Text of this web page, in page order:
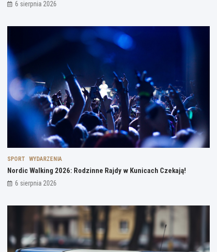
6 sierpnia 2026
SPORT WYDARZENIA
Nordic Walking 2026: Rodzinne Rajdy w Kunicach Czekają!
6 sierpnia 2026